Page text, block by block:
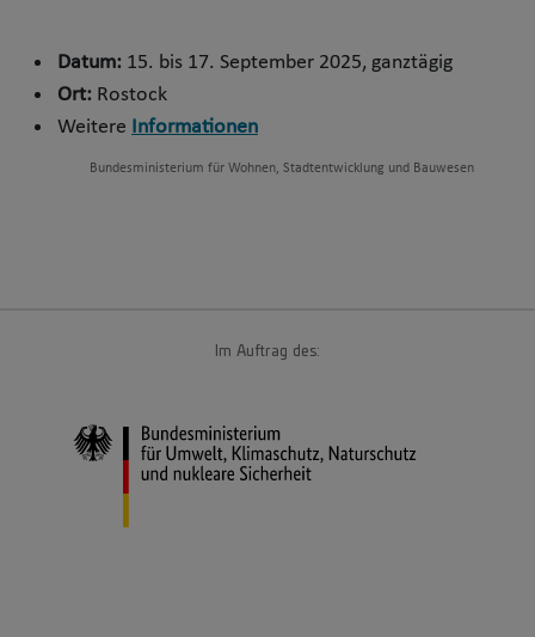
Datum: 15. bis 17. September 2025, ganztägig
Ort: Rostock
Weitere Informationen
Bundesministerium für Wohnen, Stadtentwicklung und Bauwesen
Im Auftrag des: